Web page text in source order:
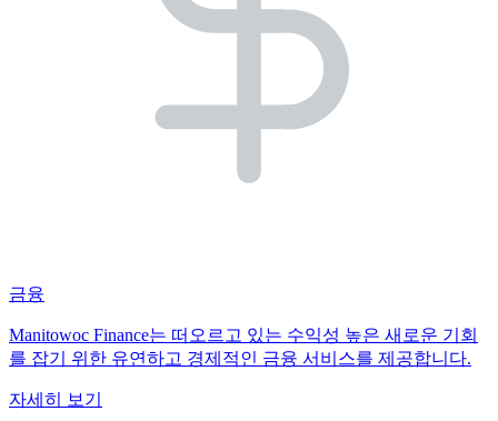
금융
Manitowoc Finance는 떠오르고 있는 수익성 높은 새로운 기회
를 잡기 위한 유연하고 경제적인 금융 서비스를 제공합니다.
자세히 보기